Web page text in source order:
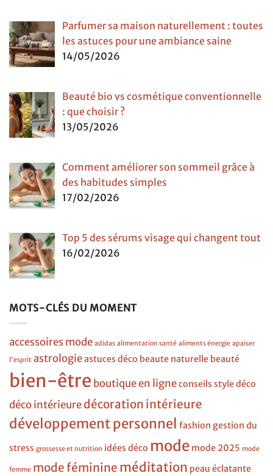
Parfumer sa maison naturellement : toutes
les astuces pour une ambiance saine
14/05/2026
Beauté bio vs cosmétique conventionnelle
: que choisir ?
13/05/2026
Comment améliorer son sommeil grâce à
des habitudes simples
17/02/2026
Top 5 des sérums visage qui changent tout
16/02/2026
MOTS-CLÉS DU MOMENT
accessoires mode adidas alimentation santé aliments énergie apaiser
l'esprit astrologieastuces déco beaute naturelle beauté
bien-être boutique en ligneconseils styledéco
déco intérieuredécoration intérieure
développement personnel fashion gestion du
stress grossesse et nutrition idées déco mode mode 2025 mode
femme mode féminine méditation peau éclatante